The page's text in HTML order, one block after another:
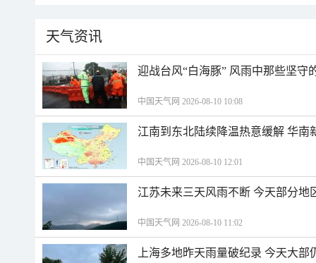
天气资讯
迎战台风“白海豚” 风雨中那些坚守
中国天气网 2026-08-10 10:08
江南到东北陆续降温热意缓解 华南
中国天气网 2026-08-10 12:01
江苏未来三天风雨不断 今天部分地
中国天气网 2026-08-10 11:02
上海多地昨天雨量破纪录 今天大